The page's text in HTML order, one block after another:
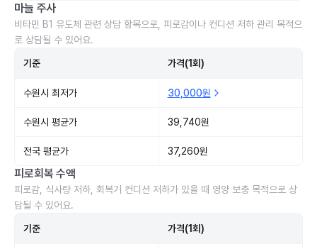
마늘 주사
비타민 B1 유도체 관련 상담 항목으로, 피로감이나 컨디션 저하 관리 목적으
로 상담될 수 있어요.
기준 가격(1회)
수원시 최저가 30,000원
수원시 평균가 39,740원
전국 평균가 37,260원
피로회복 수액
피로감, 식사량 저하, 회복기 컨디션 저하가 있을 때 영양 보충 목적으로 상
담될 수 있어요.
기준 가격(1회)